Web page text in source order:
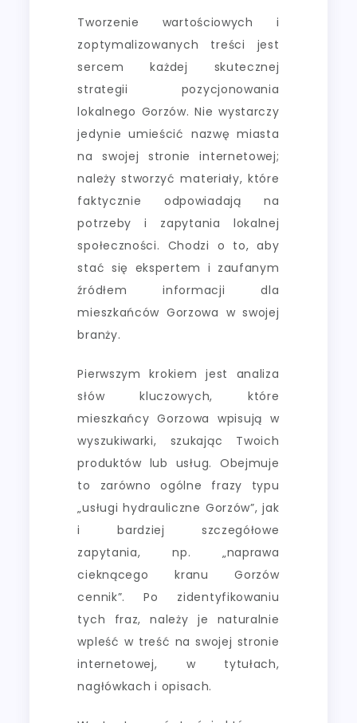
Tworzenie wartościowych i
zoptymalizowanych treści jest
sercem każdej skutecznej
strategii pozycjonowania
lokalnego Gorzów. Nie wystarczy
jedynie umieścić nazwę miasta
na swojej stronie internetowej;
należy stworzyć materiały, które
faktycznie odpowiadają na
potrzeby i zapytania lokalnej
społeczności. Chodzi o to, aby
stać się ekspertem i zaufanym
źródłem informacji dla
mieszkańców Gorzowa w swojej
branży.
Pierwszym krokiem jest analiza
słów kluczowych, które
mieszkańcy Gorzowa wpisują w
wyszukiwarki, szukając Twoich
produktów lub usług. Obejmuje
to zarówno ogólne frazy typu
„usługi hydrauliczne Gorzów”, jak
i bardziej szczegółowe
zapytania, np. „naprawa
cieknącego kranu Gorzów
cennik”. Po zidentyfikowaniu
tych fraz, należy je naturalnie
wpleść w treść na swojej stronie
internetowej, w tytułach,
nagłówkach i opisach.